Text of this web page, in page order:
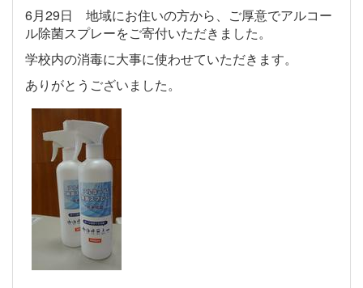
6月29日 地域にお住いの方から、ご厚意でアルコー
ル除菌スプレーをご寄付いただきました。
学校内の消毒に大事に使わせていただきます。
ありがとうございました。